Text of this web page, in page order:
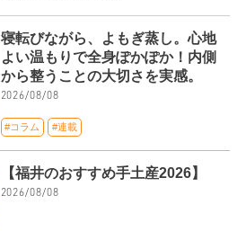
寝転びながら、よもぎ蒸し。心地
よい温もりで全身ぽかぽか！内側
から整うことの大切さを実感。
2026/08/08
#コラム #連載
【福井のおすすめ手土産2026】
2026/08/08